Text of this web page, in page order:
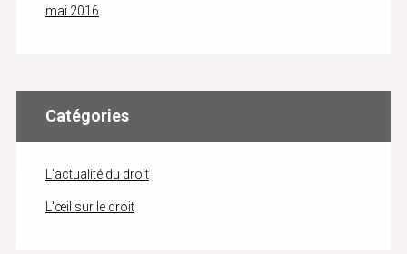
mai 2016
Catégories
L'actualité du droit
L'œil sur le droit